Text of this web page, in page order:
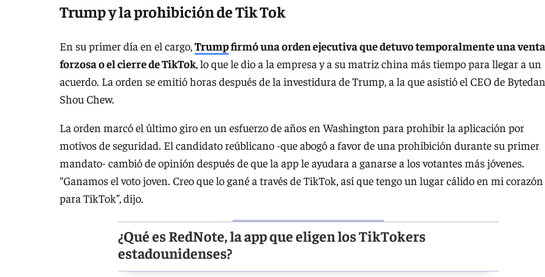
Trump y la prohibición de Tik Tok
En su primer día en el cargo, Trumpfirmó una orden ejecutiva que detuvo temporalmente una venta
forzosa o el cierre de TikTok , lo que le dio a la empresa y a su matriz china más tiempo para llegar a un
acuerdo. La orden se emitió horas después de la investidura de Trump, a la que asistió el CEO de
Shou Chew.
La orden marcó el último giro en un esfuerzo de años en Washington para prohibir la aplicación por
motivos de seguridad. El candidato reúblicano -que abogó a favor de una prohibición durante su primer
mandato- cambió de opinión después de que la app le ayudara a ganarse a los votantes más jóvenes.
“Ganamos el voto joven. Creo que lo gané a través de TikTok, así que tengo un lugar cálido en mi corazón
para TikTok”, dijo.
¿Qué es RedNote, la app que eligen los TikTokers
estadounidenses?